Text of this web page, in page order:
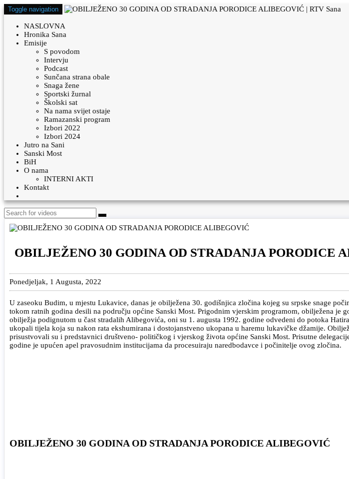
Toggle navigation
NASLOVNA
Hronika Sana
Emisije
S povodom
Intervju
Podcast
Sunčana strana obale
Snaga žene
Sportski žurnal
Školski sat
Na nama svijet ostaje
Ramazanski program
Izbori 2022
Izbori 2024
Jutro na Sani
Sanski Most
BiH
O nama
INTERNI AKTI
Kontakt
OBILJEŽENO 30 GODINA OD STRADANJA PORODICE
Ponedjeljak, 1 Augusta, 2022
U zaseoku Budim, u mjestu Lukavice, danas je obilježena 30. godišnjica zločina kojeg su srpske snage
tokom ratnih godina desili na području općine Sanski Most. Prigodnim vjerskim programom, obilježena je
obilježja podignutom u čast stradalih Alibegovića, oni su 1. augusta 1992. godine odvedeni do potoka
ukopali tijela koja su nakon rata ekshumirana i dostojanstveno ukopana u haremu lukavičke džamije.
prisustvovali su i predstavnici društveno- političkog i vjerskog života općine Sanski Most. Prisutne
godine je upućen apel pravosudnim institucijama da procesuiraju naredbodavce i počinitelje ovog zločina.
OBILJEŽENO 30 GODINA OD STRADANJA PORODICE ALIBEGOVIĆ